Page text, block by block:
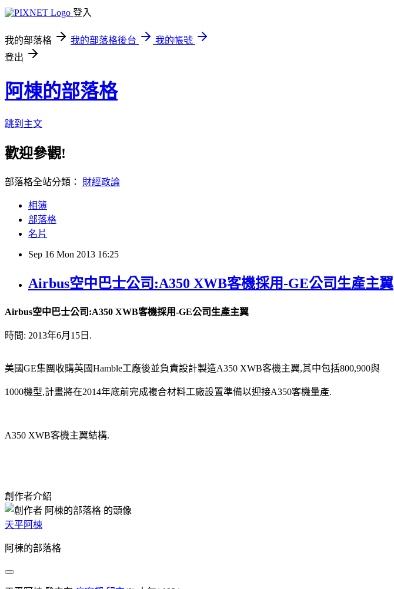
登入
我的部落格 我的部落格後台
我的帳號
登出
阿棟的部落格
跳到主文
歡迎參觀!
部落格全站分類： 財經政論
相簿
部落格
名片
Sep 16 Mon 2013 16:25
Airbus空中巴士公司:A350 XWB客機採用-GE公司生產主翼
Airbus空中巴士公司:A350 XWB客機採用-GE公司生產主翼
時間: 2013年6月15日.
美國GE集團收購英國Hamble工廠後並負責設計製造A350 XWB客機主翼,其中包括800,900與
1000機型,計畫將在2014年底前完成複合材料工廠設置準備以迎接A350客機量產.
A350 XWB客機主翼結構.
創作者介紹
天平阿棟
阿棟的部落格